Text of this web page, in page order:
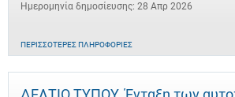
Ημερομηνία δημοσίευσης: 28 Απρ 2026
ΠΕΡΙΣΣΌΤΕΡΕΣ ΠΛΗΡΟΦΟΡΊΕΣ